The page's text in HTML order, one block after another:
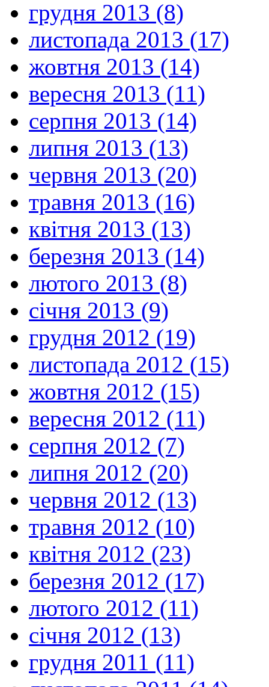
грудня 2013 (8)
листопада 2013 (17)
жовтня 2013 (14)
вересня 2013 (11)
серпня 2013 (14)
липня 2013 (13)
червня 2013 (20)
травня 2013 (16)
квітня 2013 (13)
березня 2013 (14)
лютого 2013 (8)
січня 2013 (9)
грудня 2012 (19)
листопада 2012 (15)
жовтня 2012 (15)
вересня 2012 (11)
серпня 2012 (7)
липня 2012 (20)
червня 2012 (13)
травня 2012 (10)
квітня 2012 (23)
березня 2012 (17)
лютого 2012 (11)
січня 2012 (13)
грудня 2011 (11)